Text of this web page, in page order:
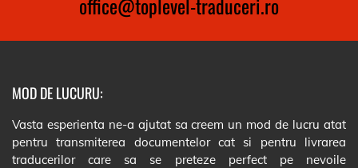
MOD DE LUCURU:
Vasta esperienta ne-a ajutat sa creem un mod de lucru atat
pentru transmiterea documentelor cat si pentru livrarea
traducerilor care sa se preteze perfect pe nevoile